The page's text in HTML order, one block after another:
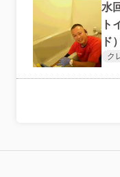
水
ト
ド）
ク